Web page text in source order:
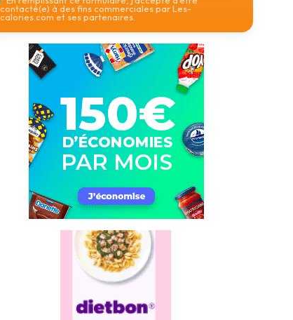
contacté(e) à des fins commerciales par Les-
calories.com et ses partenaires.